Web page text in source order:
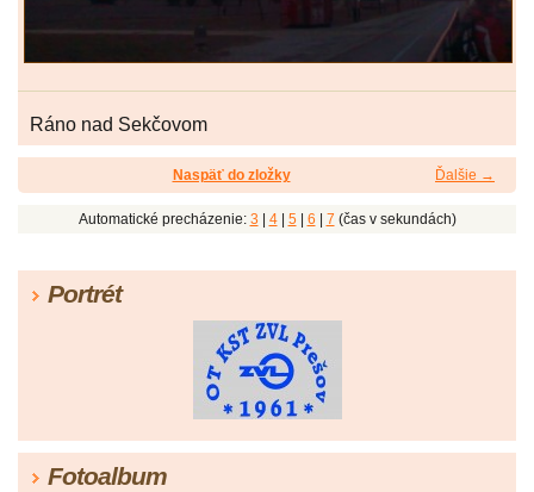
Ráno nad Sekčovom
Ďalšie →
Naspäť do zložky
Automatické precházenie: 3 4| 5| 6 7 (čas v sekundách)
Portrét
Fotoalbum